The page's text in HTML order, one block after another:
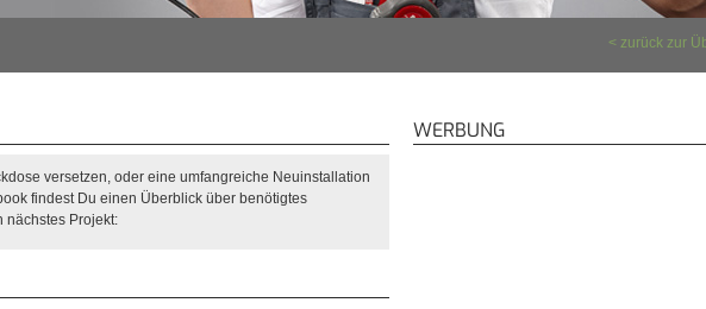
zurück zur
versetzen, oder eine umfangreiche Neuinstallation
findest Du einen Überblick über benötigtes
nächstes Projekt:
WERBUNG